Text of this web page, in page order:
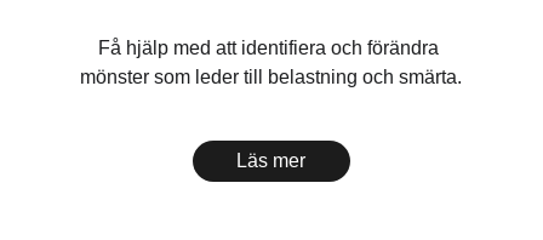
Läs mer
Få hjälp med att identifiera och förändra
mönster som leder till belastning och smärta.